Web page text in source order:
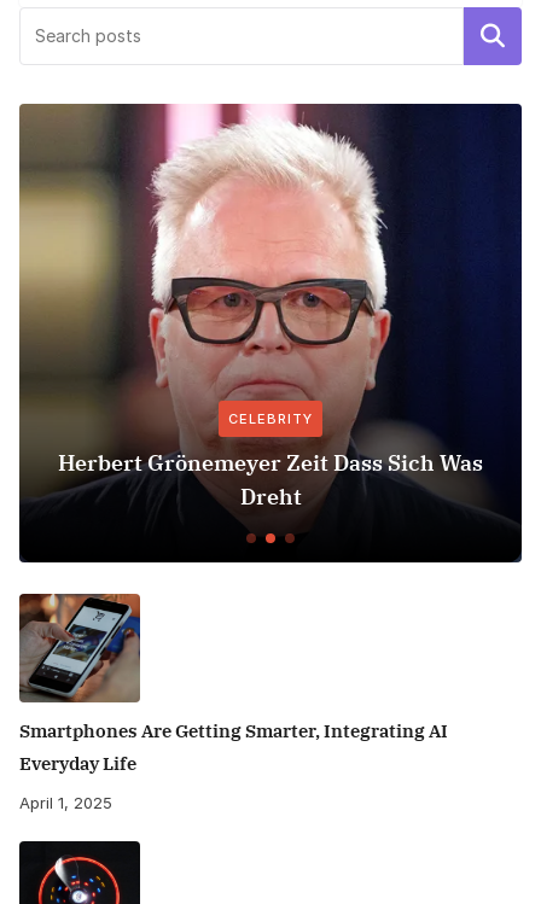
Search
CELEBRITY
Herbert Grönemeyer Zeit Dass Sich Was
Dreht
Smartphones Are Getting Smarter, Integrating AI
Everyday Life
April 1, 2025